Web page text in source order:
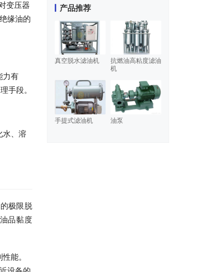
变压器
缘油的
力有
手段。
水、溶
极限脱
品黏度
能。
产品推荐
真空脱水滤油机
抗燃油高粘度滤油
机
手提式滤油机 油泵